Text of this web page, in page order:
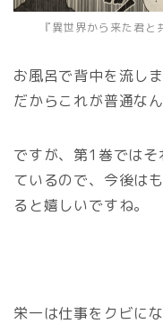
『異世界から来た君
お風呂で背中を流し
だからこれが普通な
ですが、第1巻では
ているので、今後は
ると嬉しいですね。
栄一は仕事をクビに